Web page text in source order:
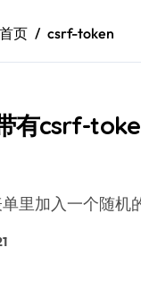
精细化运营，释放媒
融合编排策略：以
首页 csrf-token
有csrf-
单里加入一个随